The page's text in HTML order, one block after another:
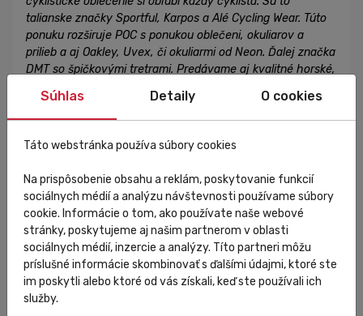
talianske značky Sportful, Karpos a Alé Cycling Wear. Túto
ponuku rozširuje POC s ponukou oblečeni, okuliarov a
prilieb a aj Oakley, Uvex, či okuliarmi od Neon. Ďalej značka
DMT so špičkovými tretrami. Predávame aj kvalitné horské,
Dajú sa vybaviť kolesami Fast Forward, Zipp, DRAC, DT
Swiss a Mavic. K nim máme kvalitné komponenty a doplnky
Shimano, Sram, Trivio, Lezyne, Supacaz, Ravemen a plášte
Pirelli, Michelin, Continental, Vittoria. Na hory máme
overené outdoor oblečenie a bundy Karpos a pre lyžovanie
v akomkoľvek teréne lyže OGSO. Na meranie výkonu
wattmetre QuarQ, 4iiii Innovations, Favero a Stages. Pre
super jazdu máme sedánky Isaac a Selle San Marco. Ku
kvalitnej výbave patrí aj správna výživa a vitamíny, tak do
nášho portfólia pribudli značky PowerBar, MycoMedica,
Vitaful či Activlab. Našu ponuku neustále rozširujeme a náš
e-shop ladíme tak, aby sa vám nakupovalo čo
najpohodlnejšie. Pripraviť vieme pre vašu firmu alebo
Súhlas Detaily O cookies
Táto webstránka používa súbory cookies
Na prispôsobenie obsahu a reklám, poskytovanie funkcií
sociálnych médií a analýzu návštevnosti používame súbory
cookie. Informácie o tom, ako používate naše webové
stránky, poskytujeme aj našim partnerom v oblasti
sociálnych médií, inzercie a analýzy. Títo partneri môžu
príslušné informácie skombinovať s ďalšími údajmi, ktoré ste
im poskytli alebo ktoré od vás získali, keď ste používali ich
služby.